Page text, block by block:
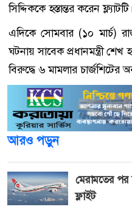
সিদ্দিককে হস্তান্তর করেন ফ্ল্যাটটি।
এদিকে সোমবার (১০ মার্চ)
ঘটনায় সাবেক প্রধানমন্ত্রী
বিরুদ্ধে ৬ মামলার
আরও পড়ুন
মেরামতের
ফ্লাইট